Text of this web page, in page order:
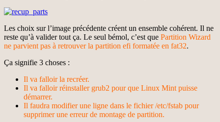
Les choix sur l’image précédente créent un ensemble cohérent. Il ne
reste qu’à valider tout ça. Le seul bémol, c’est que Partition Wizard
ne parvient pas à retrouver la partition efi formatée en fat32.
Ça signifie 3 choses :
Il va falloir la recréer.
Il va falloir réinstaller grub2 pour que Linux Mint puisse
démarrer.
Il faudra modifier une ligne dans le fichier /etc/fstab pour
supprimer une erreur de montage de partition.